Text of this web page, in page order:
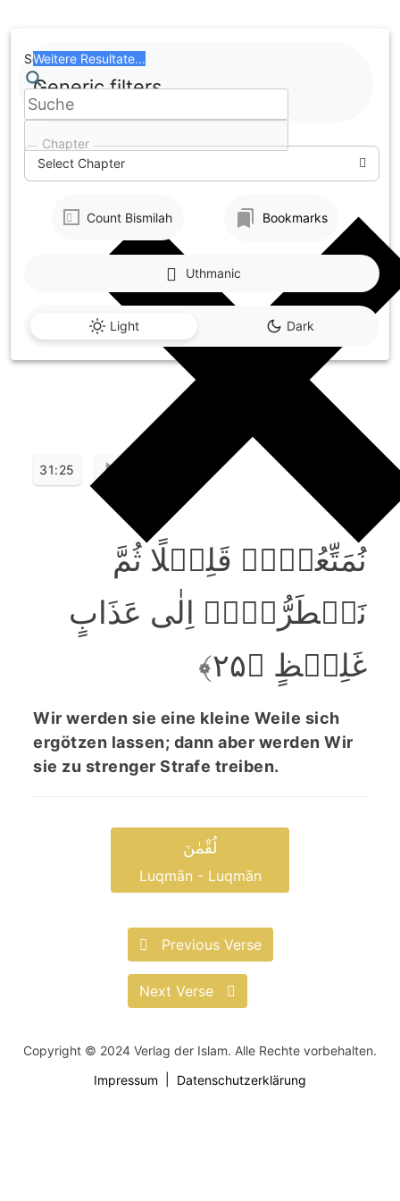
to
content
Chapter
Select Chapter
Search
Weitere Resultate...
Generic filters
Count Bismilah Bookmarks
Light Dark
Uthmanic
31:25
نُمَتِّعُہُمۡ قَلِیۡلًا ثُمَّ
نَضۡطَرُّہُمۡ اِلٰی عَذَابٍ
غَلِیۡظٍ ﴿۲۵﴾
Wir werden sie eine kleine Weile sich
ergötzen lassen; dann aber werden Wir
sie zu strenger Strafe treiben.
لُقْمٰنَ
Luqmān - Luqmān
Previous Verse
Next Verse
Copyright © 2024 Verlag der Islam. Alle Rechte vorbehalten.
Impressum
Datenschutzerklärung